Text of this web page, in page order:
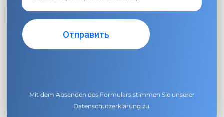
Mit dem Absenden des Formulars stimmen Sie unserer
Datenschutzerklärung zu.